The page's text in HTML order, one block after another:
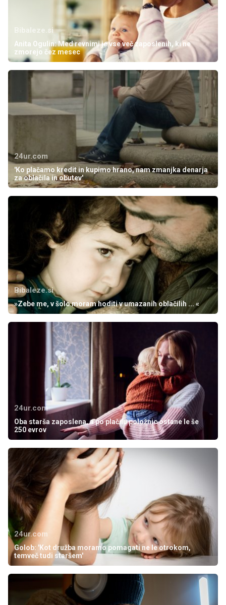
Bibaleze.si
Anita Ogulin: Med revnimi je vse več zaposlenih, ki ne
zmorejo čez mesec
24ur.com
'Ko plačamo kredit in kupimo hrano, nam zmanjka denarja
za oblačila in obutev'
Bibaleze.si
»Zebe me, v šolo moram hoditi v umazanih oblačilih ... «
24ur.com
Oba starša zaposlena, a po plačilu položnic ostane le še
250 evrov
24ur.com
Golob: 'Kot družba moramo pomagati ne le otrokom,
temveč tudi staršem'